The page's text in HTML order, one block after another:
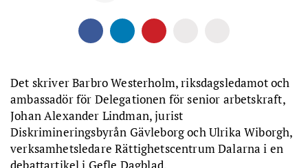
Det skriver Barbro Westerholm, riksdagsledamot och
ambassadör för Delegationen för senior arbetskraft,
Johan Alexander Lindman, jurist
Diskrimineringsbyrån Gävleborg och Ulrika Wiborgh,
verksamhetsledare Rättighetscentrum Dalarna i en